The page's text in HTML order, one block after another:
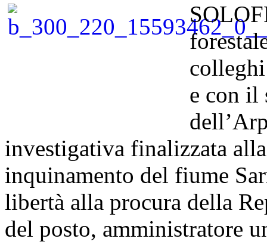
e con il
investigativa finalizzata
inquinamento del fiume
libertà alla procura della
del posto, amministratore